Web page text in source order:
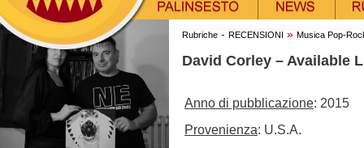
Rubriche - RECENSIONI » Musica Pop-
David Corley – Available
Anno di pubblicazione: 2015
Provenienza: U.S.A.